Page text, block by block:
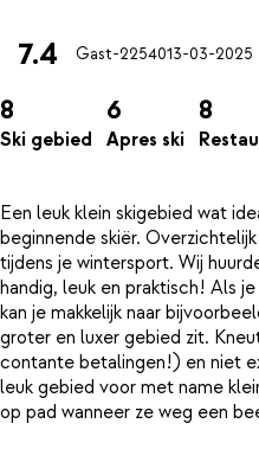
7.4 Gast-2254013-03-2025
8
Ski gebied
6
Apres ski
8
Een leuk klein skigebied wat
beginnende skiër.
tijdens je wintersport. Wij
handig, leuk en praktisch! Als
kan je makkelijk naar
groter en luxer gebied zit.
contante betalingen!) en niet
leuk gebied voor met name